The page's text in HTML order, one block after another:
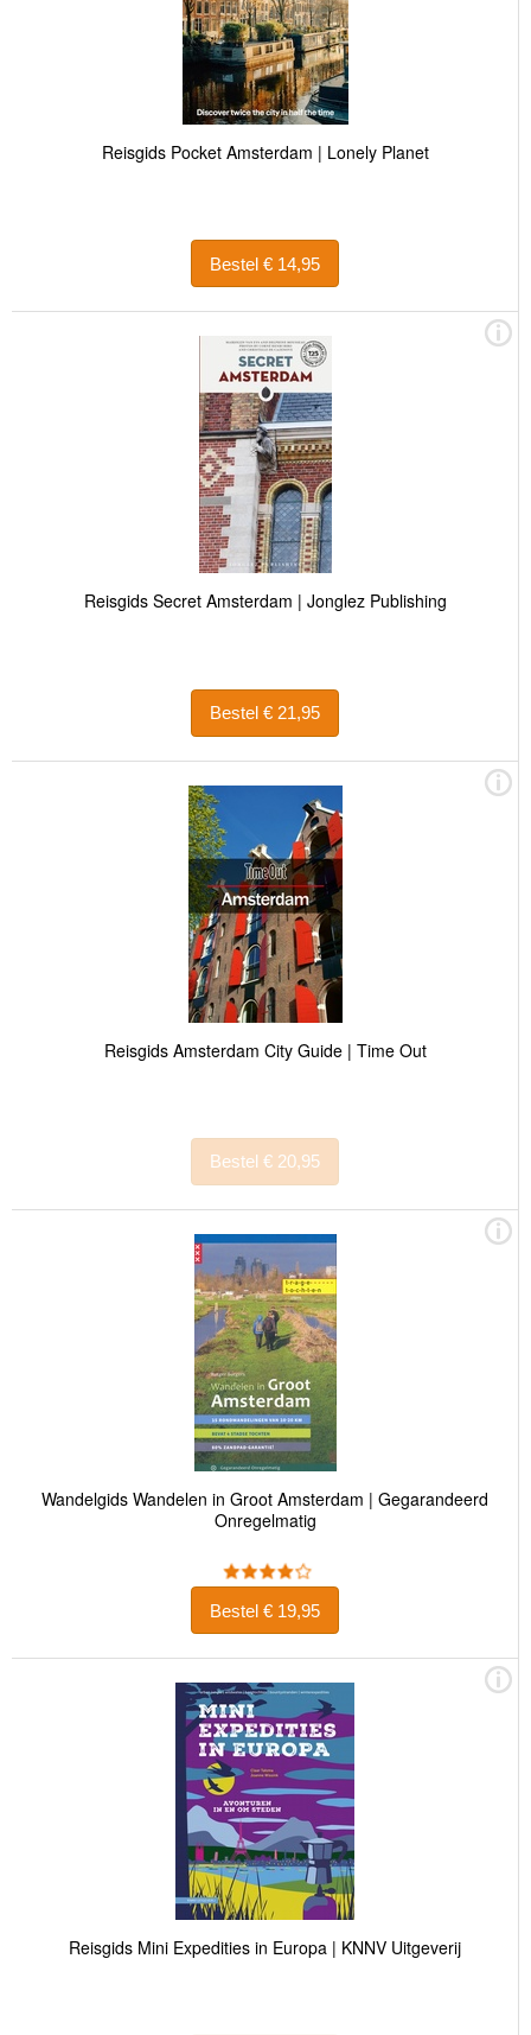
Reisgids Pocket Amsterdam | Lonely Planet
Bestel € 14,95
Reisgids Secret Amsterdam | Jonglez Publishing
Bestel € 21,95
Reisgids Amsterdam City Guide | Time Out
Bestel € 20,95
Wandelgids Wandelen in Groot Amsterdam | Gegarandeerd
Onregelmatig
Bestel € 19,95
Reisgids Mini Expedities in Europa | KNNV Uitgeverij